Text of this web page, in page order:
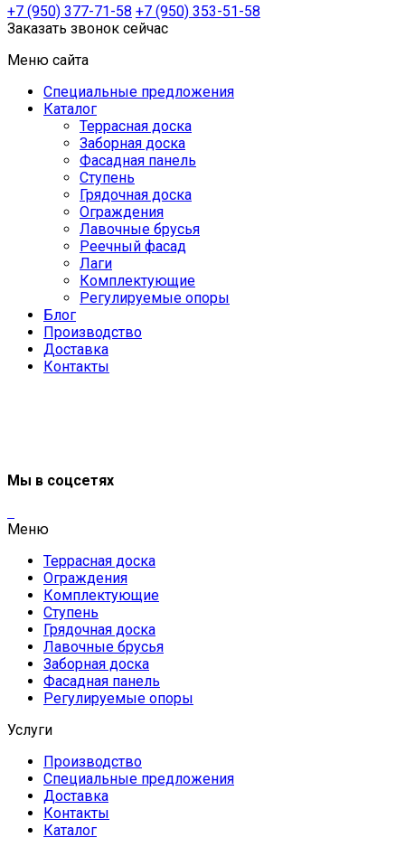
+7 (950) 377-71-58 +7 (950) 353-51-58
Заказать звонок сейчас
Меню сайта
Специальные предложения
Каталог
Террасная доска
Заборная доска
Фасадная панель
Ступень
Грядочная доска
Ограждения
Лавочные брусья
Реечный фасад
Лаги
Комплектующие
Регулируемые опоры
Блог
Производство
Доставка
Контакты
Мы в соцсетях
Меню
Террасная доска
Ограждения
Комплектующие
Ступень
Грядочная доска
Лавочные брусья
Заборная доска
Фасадная панель
Регулируемые опоры
Услуги
Производство
Специальные предложения
Доставка
Контакты
Каталог